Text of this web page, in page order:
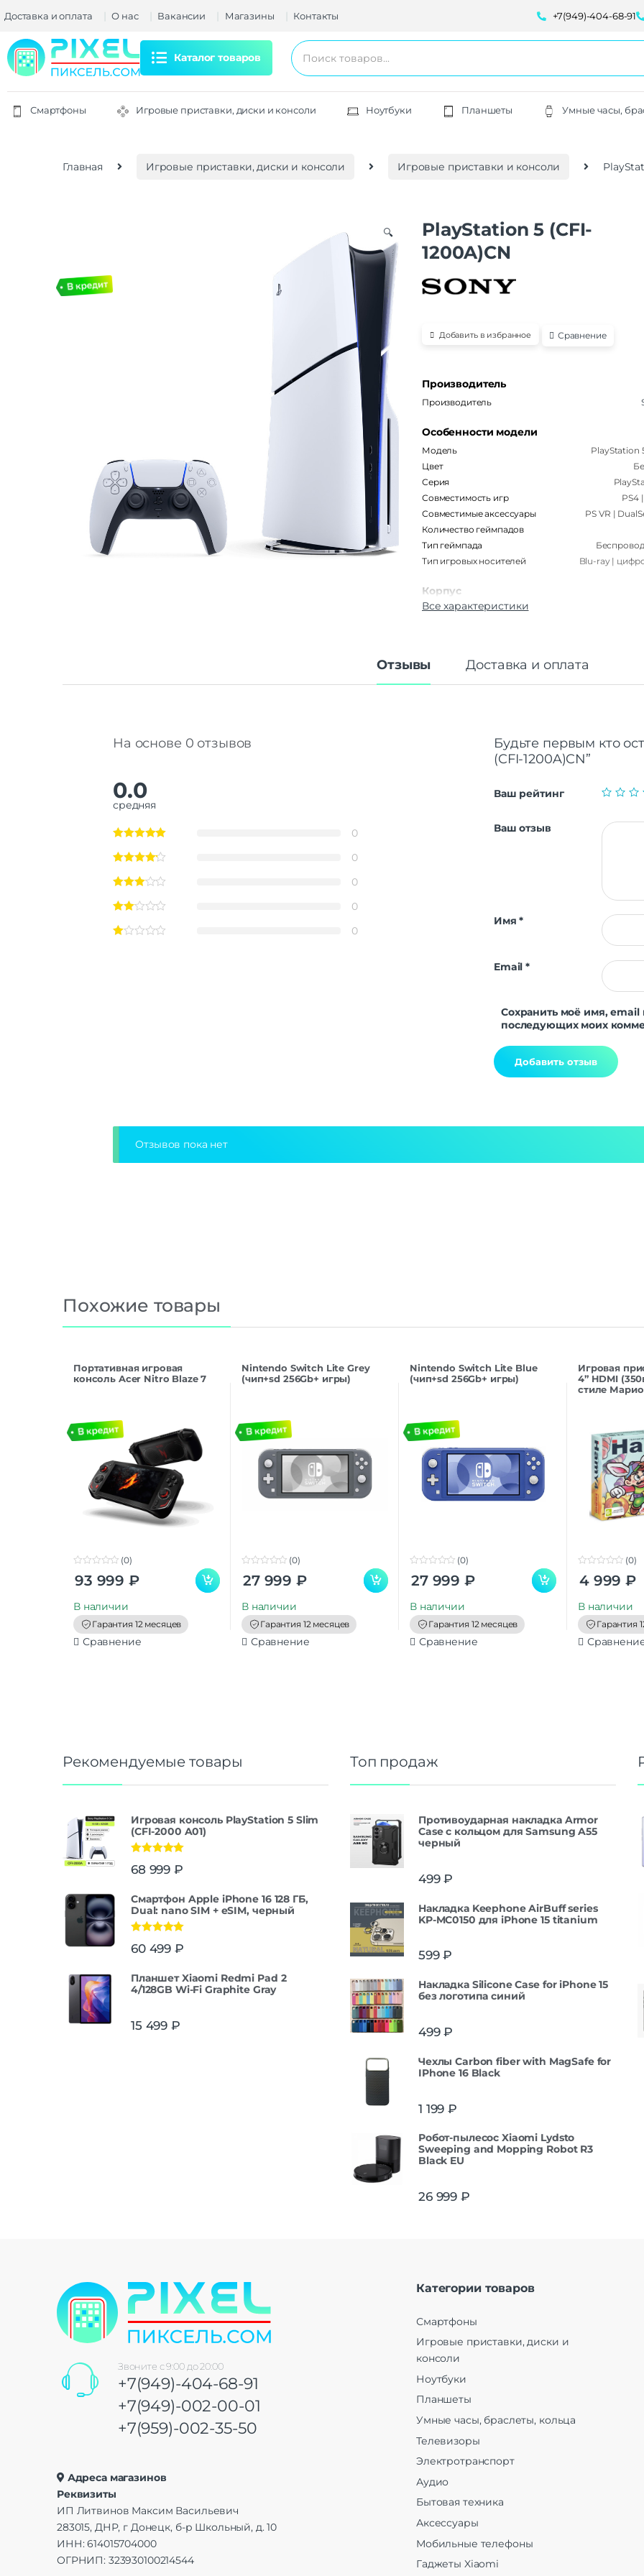
Доставка и оплата О нас Вакансии Магазины Контакты +7(949)-404-68-91
Каталог товаров
Смартфоны Игровые приставки, диски и консоли Ноутбуки Планшеты Умные часы,
Главная Игровые приставки, диски и консоли Игровые приставки и консоли
🔍
PlayStation 5 (CFI-
1200A)CN
Добавить в избранное Сравнение
Производитель
Производитель
Особенности модели
Модель
PlayStation
Цвет
Серия
Совместимость игр
PS4
Совместимые аксессуары
PS VR |
Количество геймпадов
Тип геймпада
Тип игровых носителей
Blu-ray |
Корпус
Материал корпуса
Размеры (ШxВxТ)
Слот для карты памяти
Частота обновления экрана
AMD Ryzen
Частота процессора
AMD
Интерфейсы/разъемы
Количество портов
Оптический
Беспроводные технологии
Дополнительно
Все характеристики
Отзывы Доставка и оплата
На основе 0 отзывов
0.0
средняя
0
0
0
0
0
Будьте первым кто
(CFI-1200A)CN”
Ваш рейтинг
Ваш отзыв
Имя*
Email*
Сохранить моё имя, email
последующих моих
Отзывов пока нет
Похожие товары
Портативная игровая
консоль Acer Nitro Blaze 7
o
o
(0)
93 999 ₽
В наличии
Гарантия 12 месяцев
Сравнение
Nintendo Switch Lite Grey
(чип+sd 256Gb+ игры)
o
o
(0)
27 999 ₽
В наличии
Гарантия 12 месяцев
Сравнение
Nintendo Switch Lite Blue
(чип+sd 256Gb+ игры)
o
o
(0)
27 999 ₽
В наличии
Гарантия 12 месяцев
Сравнение
Игровая
4” HDMI
стиле Марио
o
o
(0)
4 999 ₽
В наличии
Гарантия
Рекомендуемые товары
Игровая консоль PlayStation 5 Slim
(CFI-2000 A01)
из 5
68 999 ₽
Смартфон Apple iPhone 16 128 ГБ,
Dual: nano SIM + eSIM, черный
из 5
60 499 ₽
Планшет Xiaomi Redmi Pad 2
4/128GB Wi-Fi Graphite Gray
15 499 ₽
Топ продаж
Противоударная накладка Armor
Case с кольцом для Samsung A55
черный
499₽
Накладка Keephone AirBuff series
KP-MC0150 для iPhone 15 titanium
599₽
Накладка Silicone Case for iPhone 15
без логотипа синий
499₽
Чехлы Carbon fiber with MagSafe for
IPhone 16 Black
1 199 ₽
Робот-пылесос Xiaomi Lydsto
Sweeping and Mopping Robot R3
Black EU
26 999 ₽
Звоните с 9:00 до 20:00
+7(949)-404-68-91
+7(949)-002-00-01
+7(959)-002-35-50
Адреса магазинов
Реквизиты
ИП Литвинов Максим Васильевич
283015, ДНР, г Донецк, б-р Школьный, д. 10
ИНН: 614015704000
ОГРНИП: 323930100214544
Категории товаров
Смартфоны
Игровые приставки, диски и
консоли
Ноутбуки
Планшеты
Умные часы, браслеты, кольца
Телевизоры
Электротранспорт
Аудио
Бытовая техника
Аксессуары
Мобильные телефоны
Гаджеты Xiaomi